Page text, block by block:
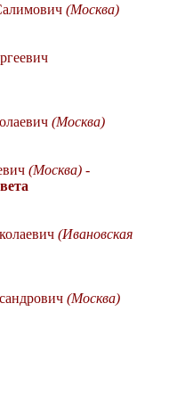
(Москва)
(Москва)
(Москва) -
(Ивановская
(Москва)